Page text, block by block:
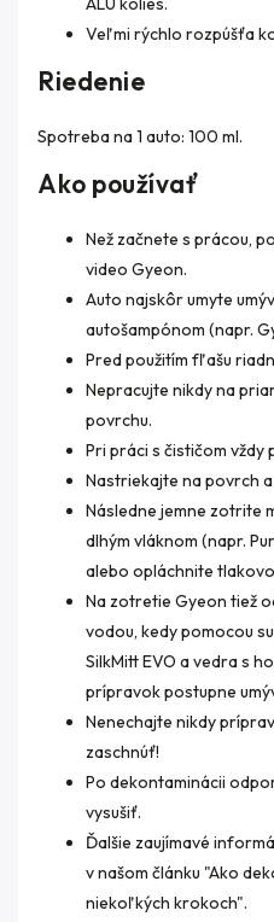
Veľmi rýchlo rozpúšťa
Riedenie
Spotreba na 1 auto: 100 ml.
Ako používať
Než začnete s prácou,
video Gyeon.
Auto najskôr umyte
autošampónom (napr.
Pred použitím fľašu
Nepracujte nikdy na
povrchu.
Pri práci s čističom vždy
Nastriekajte na povrch
Následne jemne zotrite
dlhým vláknom (napr.
alebo opláchnite
Na zotretie Gyeon tiež
vodou, kedy pomocou
SilkMitt EVO a vedra s
prípravok postupne
Nenechajte nikdy
zaschnúť!
Po dekontaminácii
vysušiť.
Ďalšie zaujímavé
v našom článku "Ako
niekoľkých krokoch".